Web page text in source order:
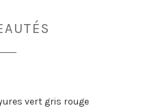
vert gris rouge